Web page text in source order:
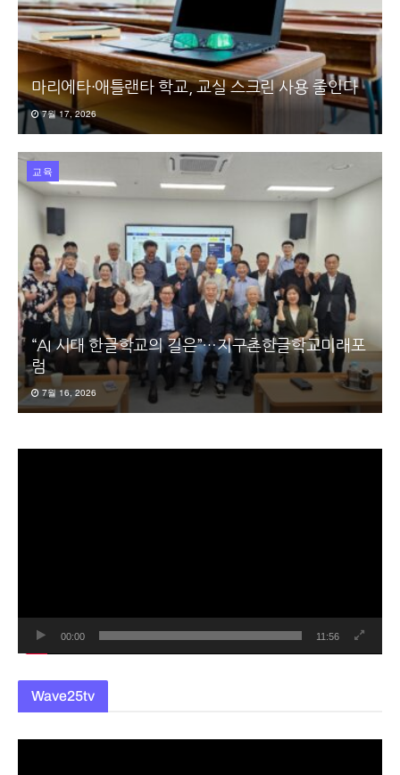
마리에타·애틀랜타 학교, 교실 스크린 사용 줄인다
7월 17, 2026
교육
“AI 시대 한글학교의 길은”…지구촌한글학교미래포
럼
7월 16, 2026
00:00 11:56
Wave25tv